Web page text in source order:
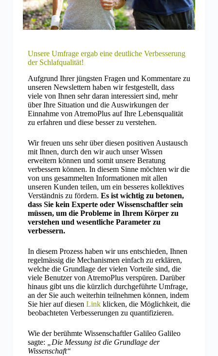
Unsere Umfrage ergab eine deutliche Verbesserung
der Schlafqualität!
Aufgrund Ihrer jüngsten Fragen und Kommentare zu
unseren Newslettern haben wir festgestellt, dass
viele von Ihnen sehr daran interessiert sind, mehr
über Ihre Situation und die Auswirkungen der
Einnahme von AtremoPlus auf Ihre Lebensqualität
zu erfahren und diese besser zu verstehen.
Wir freuen uns sehr über diesen positiven Austausch
mit Ihnen, durch den wir auch unser Wissen
erweitern können und somit unsere Beratung
verbessern können. In diesem Sinne möchten wir die
von uns gesammelten Informationen mit allen
unseren Kunden teilen, um ein besseres kollektives
Verständnis zu fördern. Es ist wichtig zu betonen,
dass Sie kein Experte oder Wissenschaftler sein
müssen, um die Probleme in Ihrem Körper zu
verstehen und wesentliche Parameter zu
verbessern.
In diesem Prozess haben wir uns entschieden, Ihnen
regelmässig die Mechanismen einfach zu erklären,
welche die Grundlage der vielen Vorteile sind, die
viele Benutzer von AtremoPlus verspüren. Darüber
hinaus gibt uns die kürzlich durchgeführte Umfrage,
an der Sie auch weiterhin teilnehmen können, indem
Sie hier auf diesen Linkklicken, die Möglichkeit, die
beobachteten Verbesserungen zu quantifizieren.
Wie der berühmte Wissenschaftler Galileo Galileo
sagte:
„Die Messung ist die Grundlage der
Wissenschaft“